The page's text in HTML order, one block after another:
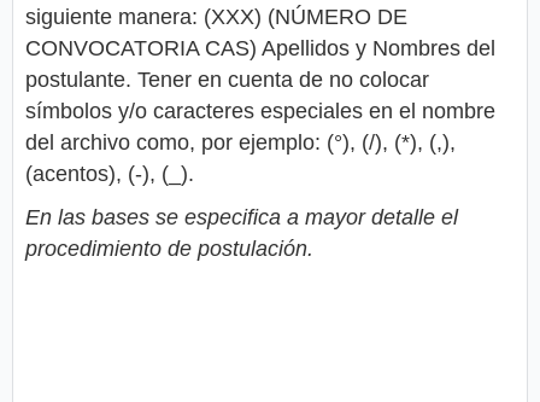
siguiente manera: (XXX) (NÚMERO DE
CONVOCATORIA CAS) Apellidos y Nombres del
postulante. Tener en cuenta de no colocar
símbolos y/o caracteres especiales en el nombre
del archivo como, por ejemplo: (°), (/), (*), (,),
(acentos), (-), (_).
En las bases se especifica a mayor detalle el
procedimiento de postulación.